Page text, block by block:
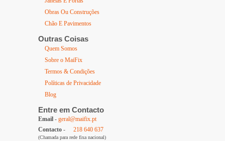
Obras Ou Construções
Chão E Pavimentos
Outras Coisas
Quem Somos
Sobre o MaiFix
Termos & Condições
Políticas de Privacidade
Blog
Entre em Contacto
Email - geral@maifix.pt
Contacto - 218 640 637
(Chamada para rede fixa nacional)